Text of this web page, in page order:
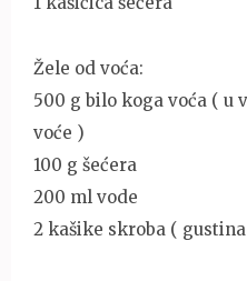
Žele od voća:
500 g bilo koga voća ( u
voće )
100 g šećera
200 ml vode
2 kašike skroba (